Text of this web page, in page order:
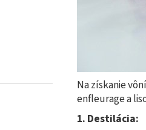
Na získanie
enfleurage a
1. Destilácia: